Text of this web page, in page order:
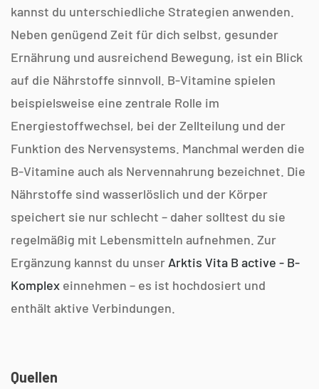
kannst du unterschiedliche Strategien anwenden.
Neben genügend Zeit für dich selbst, gesunder
Ernährung und ausreichend Bewegung, ist ein Blick
auf die Nährstoffe sinnvoll. B-Vitamine spielen
beispielsweise eine zentrale Rolle im
Energiestoffwechsel, bei der Zellteilung und der
Funktion des Nervensystems. Manchmal werden die
B-Vitamine auch als Nervennahrung bezeichnet. Die
Nährstoffe sind wasserlöslich und der Körper
speichert sie nur schlecht – daher solltest du sie
regelmäßig mit Lebensmitteln aufnehmen. Zur
Ergänzung kannst du unser Arktis Vita B active - B-
Komplex einnehmen – es ist hochdosiert und
enthält aktive Verbindungen.
Quellen